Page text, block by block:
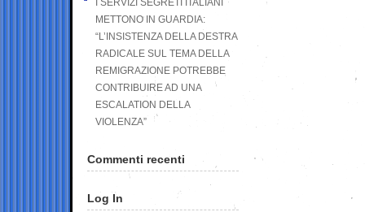
I SERVIZI SEGRETI ITALIANI
METTONO IN GUARDIA:
“L’INSISTENZA DELLA DESTRA
RADICALE SUL TEMA DELLA
REMIGRAZIONE POTREBBE
CONTRIBUIRE AD UNA
ESCALATION DELLA
VIOLENZA”
Commenti recenti
Log In